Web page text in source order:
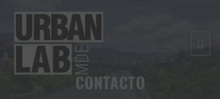
CONTACTO